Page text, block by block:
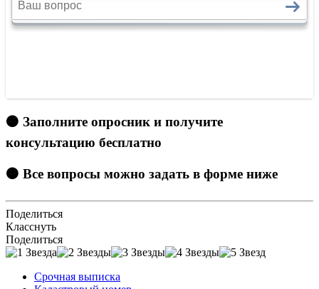
🟠 Заполните опросник и получите
консультацию бесплатно
🟠 Все вопросы можно задать в форме ниже
Поделиться
Класснуть
Поделиться
Срочная выписка